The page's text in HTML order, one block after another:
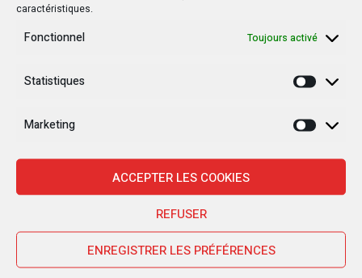
caractéristiques.
Fonctionnel Toujours activé
Statistiques
Marketing
ACCEPTER LES COOKIES
REFUSER
ENREGISTRER LES PRÉFÉRENCES
Nouvelles Récentes